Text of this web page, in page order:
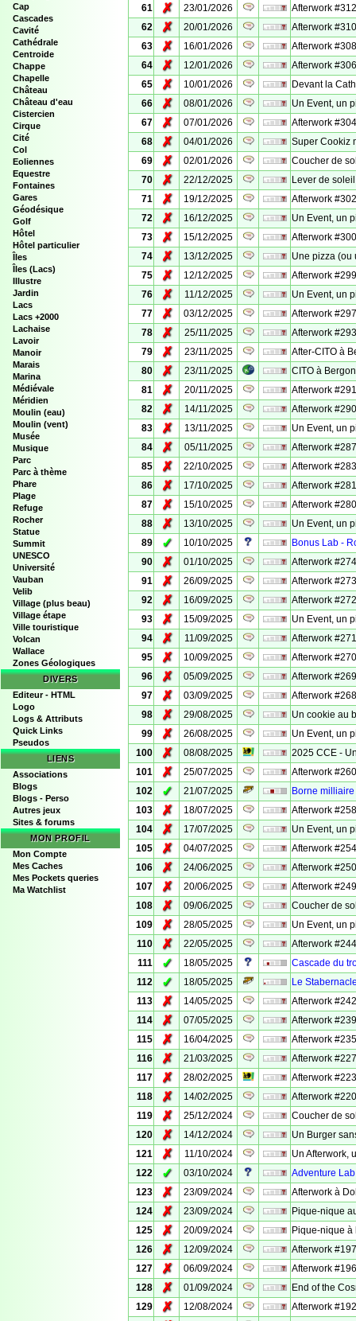
Cap
Cascades
Cavité
Cathédrale
Centroide
Chappe
Chapelle
Château
Château d'eau
Cistercien
Cirque
Cité
Col
Eoliennes
Equestre
Fontaines
Gares
Géodésique
Golf
Hôtel
Hôtel particulier
Îles
Îles (Lacs)
Illustre
Jardin
Lacs
Lacs +2000
Lachaise
Lavoir
Manoir
Marais
Marina
Médiévale
Méridien
Moulin (eau)
Moulin (vent)
Musée
Musique
Parc
Parc à thème
Phare
Plage
Refuge
Rocher
Statue
Summit
UNESCO
Université
Vauban
Velib
Village (plus beau)
Village étape
Ville touristique
Volcan
Wallace
Zones Géologiques
DIVERS
Editeur - HTML
Logo
Logs & Attributs
Quick Links
Pseudos
LIENS
Associations
Blogs
Blogs - Perso
Autres jeux
Sites & forums
MON PROFIL
Mon Compte
Mes Caches
Mes Pockets queries
Ma Watchlist
61
✗ 23/01/2026
Afterwork
62
✗ 20/01/2026
Afterwork
63
✗ 16/01/2026
Afterwork
64
✗ 12/01/2026
Afterwork
65
✗ 10/01/2026
Devant la
66
✗ 08/01/2026
Un Event, un
67
✗ 07/01/2026
Afterwork
68
✗ 04/01/2026
Super Cookiz
69
✗ 02/01/2026
Coucher de
70
✗ 22/12/2025
Lever de
71
✗ 19/12/2025
Afterwork
72
✗ 16/12/2025
Un Event, un
73
✗ 15/12/2025
Afterwork
74
✗ 13/12/2025
Une pizza (ou
75
✗ 12/12/2025
Afterwork
76
✗ 11/12/2025
Un Event, un
77
✗ 03/12/2025
Afterwork
78
✗ 25/11/2025
Afterwork
79
✗ 23/11/2025
After-CITO à
80
✗ 23/11/2025
CITO à
81
✗ 20/11/2025
Afterwork
82
✗ 14/11/2025
Afterwork
83
✗ 13/11/2025
Un Event, un
84
✗ 05/11/2025
Afterwork
85
✗ 22/10/2025
Afterwork
86
✗ 17/10/2025
Afterwork
87
✗ 15/10/2025
Afterwork
88
✗ 13/10/2025
Un Event, un
89
✓ 10/10/2025
Bonus Lab -
90
✗ 01/10/2025
Afterwork
91
✗ 26/09/2025
Afterwork
92
✗ 16/09/2025
Afterwork
93
✗ 15/09/2025
Un Event, un
94
✗ 11/09/2025
Afterwork
95
✗ 10/09/2025
Afterwork
96
✗ 05/09/2025
Afterwork
97
✗ 03/09/2025
Afterwork
98
✗ 29/08/2025
Un cookie au
99
✗ 26/08/2025
Un Event, un
100
✗ 08/08/2025
2025 CCE -
101
✗ 25/07/2025
Afterwork
102
✓ 21/07/2025
Borne
103
✗ 18/07/2025
Afterwork
104
✗ 17/07/2025
Un Event, un
105
✗ 04/07/2025
Afterwork
106
✗ 24/06/2025
Afterwork
107
✗ 20/06/2025
Afterwork
108
✗ 09/06/2025
Coucher de
109
✗ 28/05/2025
Un Event, un
110
✗ 22/05/2025
Afterwork
111
✓ 18/05/2025
Cascade du
112
✓ 18/05/2025
Le
113
✗ 14/05/2025
Afterwork
114
✗ 07/05/2025
Afterwork
115
✗ 16/04/2025
Afterwork
116
✗ 21/03/2025
Afterwork
117
✗ 28/02/2025
Afterwork
118
✗ 14/02/2025
Afterwork
119
✗ 25/12/2024
Coucher de
120
✗ 14/12/2024
Un Burger
121
✗ 11/10/2024
Un Afterwork,
122
✓ 03/10/2024
Adventure
123
✗ 23/09/2024
Afterwork à
124
✗ 23/09/2024
Pique-nique
125
✗ 20/09/2024
Pique-nique
126
✗ 12/09/2024
Afterwork
127
✗ 06/09/2024
Afterwork
128
✗ 01/09/2024
End of the
129
✗ 12/08/2024
Afterwork